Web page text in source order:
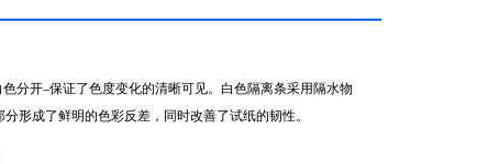
色分开–保证了色度变化的清晰可见。白色隔离条采用隔水物
形成了鲜明的色彩反差，同时改善了试纸的韧性。